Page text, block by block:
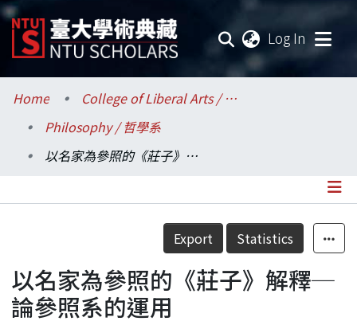
Log In
Communities & Collections
Research Outputs
Statistics
Home
College of Liberal Arts / 文學院
Philosophy / 哲學系
以名家為參照的《莊子》解釋─論參照系的運用
Details
Export Statistics
以名家為參照的《莊子》解釋─
論參照系的運用